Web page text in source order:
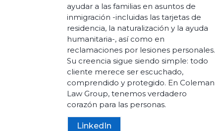
ayudar a las familias en asuntos de
inmigración -incluidas las tarjetas de
residencia, la naturalización y la ayuda
humanitaria-, así como en
reclamaciones por lesiones personales.
Su creencia sigue siendo simple: todo
cliente merece ser escuchado,
comprendido y protegido. En Coleman
Law Group, tenemos verdadero
corazón para las personas.
LinkedIn